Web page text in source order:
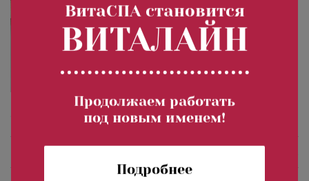
Стоимость процедур
ВитаСПА становится
ВИТАЛАЙН
Продолжаем работать
под новым именем!
Подробнее